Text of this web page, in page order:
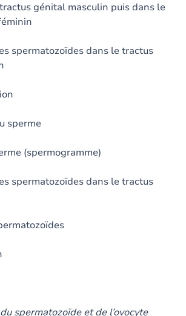
génital masculin puis dans le
spermatozoïdes dans le tractus
sperme
(spermogramme)
spermatozoïdes dans le tractus
spermatozoïde et de l’ovocyte